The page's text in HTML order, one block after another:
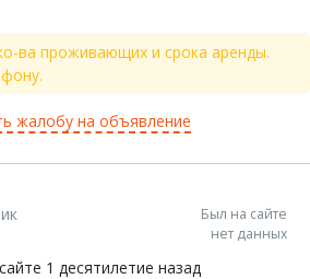
ва проживающих и срока аренды.
жалобу на объявление
Был на сайте
нет данных
1 десятилетие назад